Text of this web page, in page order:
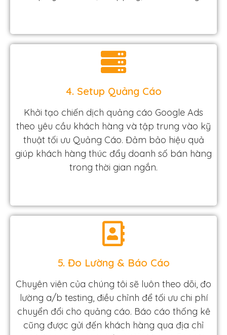
4. Setup Quảng Cáo
Khởi tạo chiến dịch quảng cáo Google Ads
theo yêu cầu khách hàng và tập trung vào kỹ
thuật tối ưu Quảng Cáo. Đảm bảo hiệu quả
giúp khách hàng thúc đẩy doanh số bán hàng
trong thời gian ngắn.
5. Đo Lường & Báo Cáo
Chuyên viên của chúng tôi sẽ luôn theo dõi, đo
lường a/b testing, điều chỉnh để tối ưu chi phí
chuyển đổi cho quảng cáo. Báo cáo thống kê
cũng được gửi đến khách hàng qua địa chỉ